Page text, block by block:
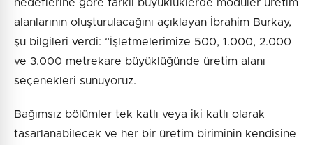
hedeflerine göre farklı büyüklüklerde modüler üretim
alanlarının oluşturulacağını açıklayan İbrahim Burkay,
şu bilgileri verdi: “İşletmelerimize 500, 1.000, 2.000
ve 3.000 metrekare büyüklüğünde üretim alanı
seçenekleri sunuyoruz.
Bağımsız bölümler tek katlı veya iki katlı olarak
tasarlanabilecek ve her bir üretim biriminin kendisine